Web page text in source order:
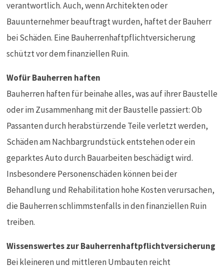
verantwortlich. Auch, wenn Architekten oder
Bauunternehmer beauftragt wurden, haftet der Bauherr
bei Schäden. Eine Bauherrenhaftpflichtversicherung
schützt vor dem finanziellen Ruin.
Wofür Bauherren haften
Bauherren haften für beinahe alles, was auf ihrer Baustelle
oder im Zusammenhang mit der Baustelle passiert: Ob
Passanten durch herabstürzende Teile verletzt werden,
Schäden am Nachbargrundstück entstehen oder ein
geparktes Auto durch Bauarbeiten beschädigt wird.
Insbesondere Personenschäden können bei der
Behandlung und Rehabilitation hohe Kosten verursachen,
die Bauherren schlimmstenfalls in den finanziellen Ruin
treiben.
Wissenswertes zur Bauherrenhaftpflichtversicherung
Bei kleineren und mittleren Umbauten reicht